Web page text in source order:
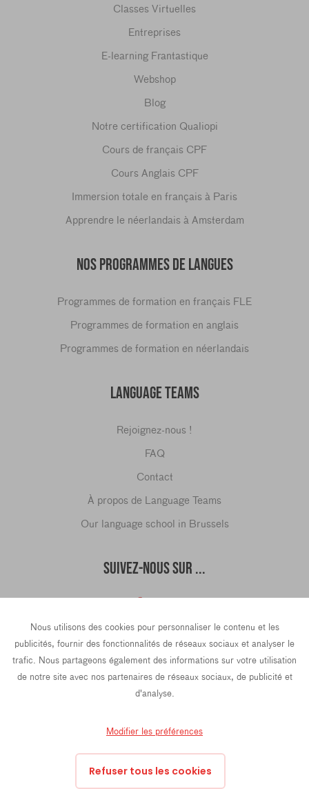
Nous utilisons des cookies pour personnaliser le contenu et les
publicités, fournir des fonctionnalités de réseaux sociaux et analyser le
trafic. Nous partageons également des informations sur votre utilisation
de notre site avec nos partenaires de réseaux sociaux, de publicité et
d'analyse.
Modifier les préférences
Refuser tous les cookies
Classes Virtuelles
Entreprises
E-learning Frantastique
Webshop
Blog
Notre certification Qualiopi
Cours de français CPF
Cours Anglais CPF
Immersion totale en français à Paris
Apprendre le néerlandais à Amsterdam
NOS PROGRAMMES DE LANGUES
Programmes de formation en français FLE
Programmes de formation en anglais
Programmes de formation en néerlandais
LANGUAGE TEAMS
Rejoignez-nous !
FAQ
Contact
À propos de Language Teams
Our language school in Brussels
SUIVEZ-NOUS SUR ...
hello@languageteams.com
43 Rue La Fayette, 4th Floor, 75009 Paris, France
Prins Hendrikkade 21e, 1012 TL Amsterdam, Pays-Bas
Oktrooiplein 1, 9000 Gand, Belgique